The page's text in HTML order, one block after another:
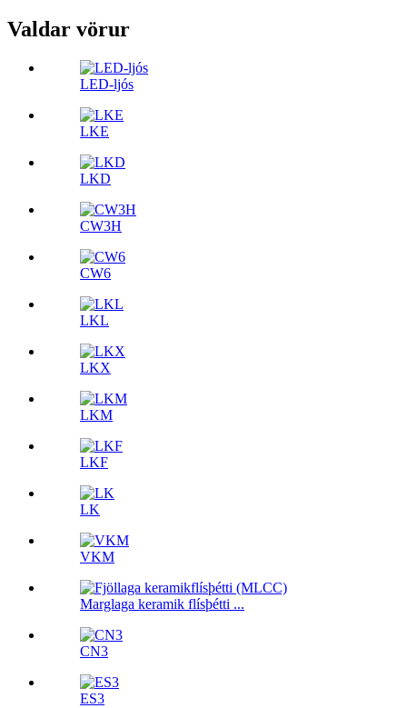
Valdar vörur
LED-ljós
LKE
LKD
CW3H
CW6
LKL
LKX
LKM
LKF
LK
VKM
Marglaga keramik flísþétti ...
CN3
ES3